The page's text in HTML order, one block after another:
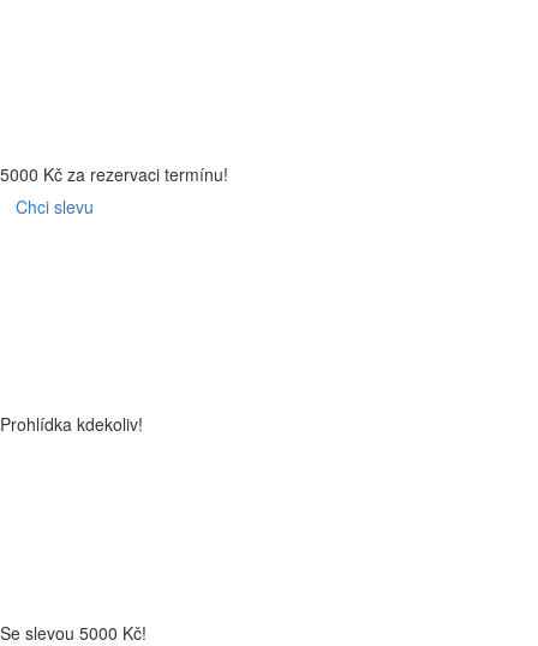
5000 Kč za rezervaci termínu!
Chci slevu
Prohlídka kdekoliv!
Se slevou 5000 Kč!